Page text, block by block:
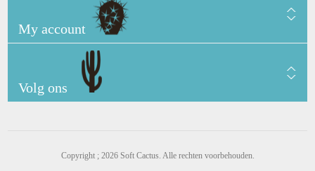
My account
Volg ons
Copyright ; 2026 Soft Cactus. Alle rechten voorbehouden.